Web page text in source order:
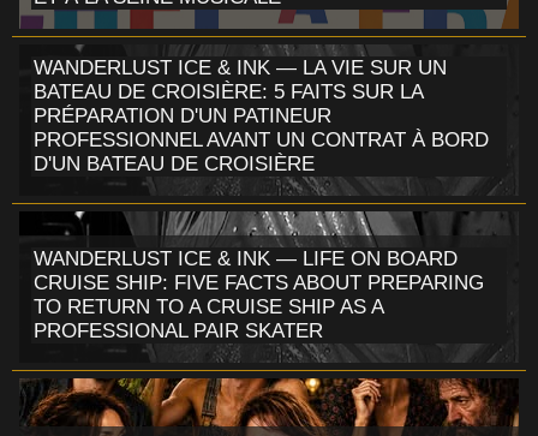
WANDERLUST ICE & INK — LA VIE SUR UN
BATEAU DE CROISIÈRE: 5 FAITS SUR LA
PRÉPARATION D'UN PATINEUR
PROFESSIONNEL AVANT UN CONTRAT À BORD
D'UN BATEAU DE CROISIÈRE
WANDERLUST ICE & INK — LIFE ON BOARD
CRUISE SHIP: FIVE FACTS ABOUT PREPARING
TO RETURN TO A CRUISE SHIP AS A
PROFESSIONAL PAIR SKATER